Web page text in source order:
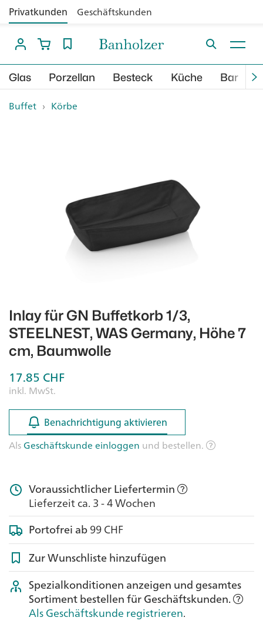
Privatkunden Geschäftskunden
Glas Porzellan Besteck Küche Bar
Buffet › Körbe
Inlay für GN Buffetkorb 1/3,
STEELNEST, WAS Germany, Höhe 7
cm, Baumwolle
17.85 CHF
inkl. MwSt.
Benachrichtigung aktivieren
Benachrichtigung aktivieren
AlsGeschäftskunde einloggen und bestellen.
Voraussichtlicher Liefertermin
Lieferzeit ca. 3 - 4 Wochen
Portofrei ab99 CHF
Zur Wunschliste hinzufügen
Spezialkonditionen anzeigen und gesamtes
Sortiment bestellen für Geschäftskunden.
Als Geschäftskunde registrieren.